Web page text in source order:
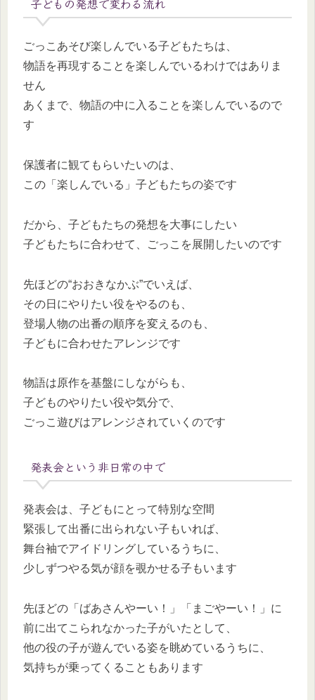
ごっこあそび楽しんでいる子どもたちは、
物語を再現することを楽しんでいるわけではありま
せん
あくまで、物語の中に入ることを楽しんでいるので
す
保護者に観てもらいたいのは、
この「楽しんでいる」子どもたちの姿です
だから、子どもたちの発想を大事にしたい
子どもたちに合わせて、ごっこを展開したいのです
先ほどの“おおきなかぶ”でいえば、
その日にやりたい役をやるのも、
登場人物の出番の順序を変えるのも、
子どもに合わせたアレンジです
物語は原作を基盤にしながらも、
子どものやりたい役や気分で、
ごっこ遊びはアレンジされていくのです
発表会という非日常の中で
発表会は、子どもにとって特別な空間
緊張して出番に出られない子もいれば、
舞台袖でアイドリングしているうちに、
少しずつやる気が顔を覗かせる子もいます
先ほどの「ばあさんやーい！」「まごやーい！」に
前に出てこられなかった子がいたとして、
他の役の子が遊んでいる姿を眺めているうちに、
気持ちが乗ってくることもあります